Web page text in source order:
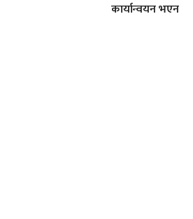
कार्यान्वयन भएन